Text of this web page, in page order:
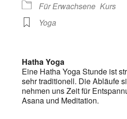
Für Erwachsene Kurs
Yoga
Hatha Yoga
Eine Hatha Yoga Stunde ist
sehr traditionell. Die Abläufe
nehmen uns Zeit für
Asana und Meditation.